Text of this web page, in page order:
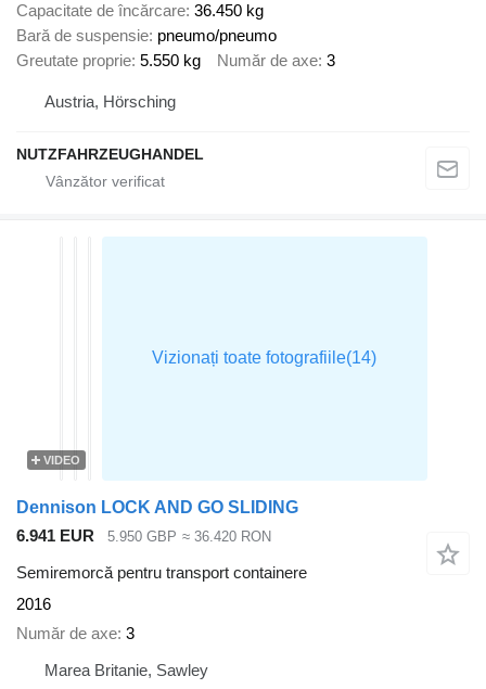
Capacitate de încărcare 36.450 kg
Bară de suspensie pneumo/pneumo
Greutate proprie 5.550 kg Număr de axe 3
Austria, Hörsching
NUTZFAHRZEUGHANDEL
VIDEO
Dennison LOCK AND GO SLIDING
6.941 EUR
5.950 GBP ≈ 36.420 RON
Semiremorcă pentru transport containere
2016
Număr de axe 3
Marea Britanie, Sawley